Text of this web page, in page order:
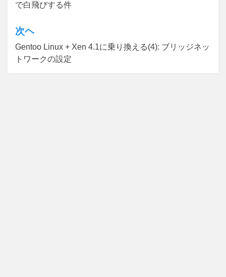
ナ
ビ
ゲ
ー
で白飛びする件
次ヘ
Gentoo Linux + Xen 4.1に乗り換える(4): ブリッジネッ
トワークの設定